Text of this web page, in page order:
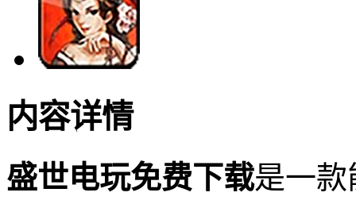
内容详情
盛世电玩免费下载是一款